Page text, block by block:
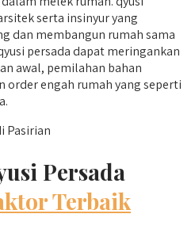
serta insinyur yang
dan membangun rumah sama
persada dapat meringankan
awal, pemilahan bahan
order engah rumah yang seperti
Persada
Terbaik